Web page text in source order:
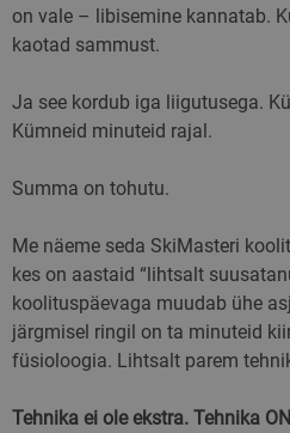
on vale – libisemine kannatab.
kaotad sammust.
Ja see kordub iga liigutusega.
Kümneid minuteid rajal.
Summa on tohutu.
Me näeme seda SkiMasteri
kes on aastaid “lihtsalt
koolituspäevaga muudab ühe
järgmisel ringil on ta minuteid
füsioloogia. Lihtsalt parem
Tehnika ei ole ekstra. Tehnika